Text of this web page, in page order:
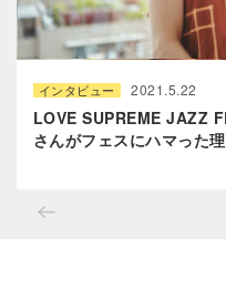
インタビュー 2021.5.22
LOVE SUPREME JAZZ
さんがフェスにハマった